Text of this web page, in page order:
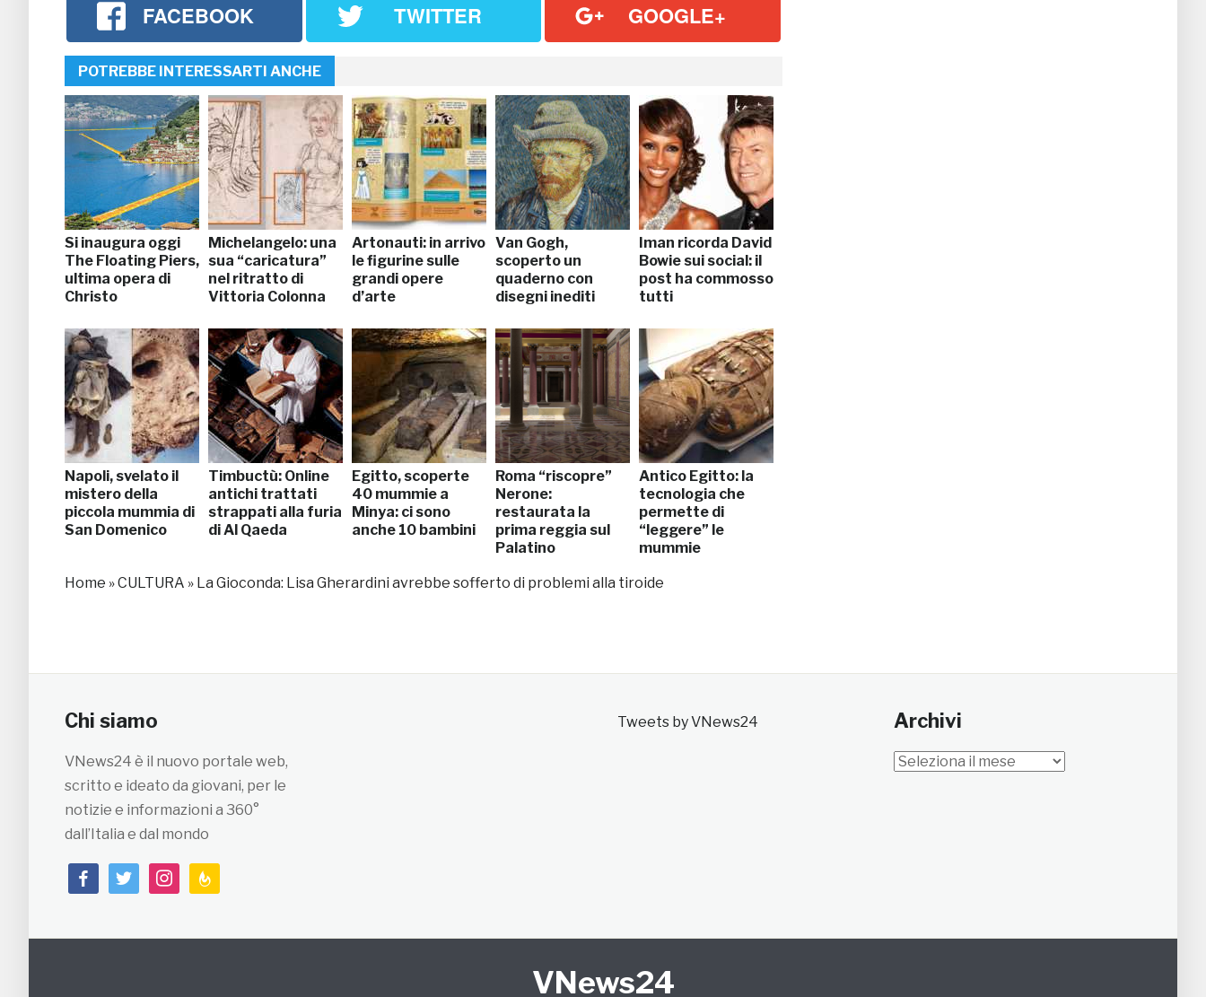
FACEBOOK TWITTER GOOGLE+
POTREBBE INTERESSARTI ANCHE
Si inaugura oggi
The Floating Piers,
ultima opera di
Christo
Michelangelo: una
sua “caricatura”
nel ritratto di
Vittoria Colonna
Artonauti: in arrivo
le figurine sulle
grandi opere
d’arte
Van Gogh,
scoperto un
quaderno con
disegni inediti
Iman ricorda David
Bowie sui social: il
post ha commosso
tutti
Napoli, svelato il
mistero della
piccola mummia di
San Domenico
Timbuctù: Online
antichi trattati
strappati alla furia
di Al Qaeda
Egitto, scoperte
40 mummie a
Minya: ci sono
anche 10 bambini
Roma “riscopre”
Nerone:
restaurata la
prima reggia sul
Palatino
Antico Egitto: la
tecnologia che
permette di
“leggere” le
mummie
Home »CULTURA » La Gioconda: Lisa Gherardini avrebbe sofferto di problemi alla tiroide
Chi siamo
VNews24 è il nuovo portale web,
scritto e ideato da giovani, per le
notizie e informazioni a 360°
dall’Italia e dal mondo
facebooktwitterinstagramfeedburner
Tweets by VNews24 Archivi
Archivi
VNews24